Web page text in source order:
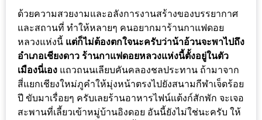
DRAFT
–
สาว
เหนือ
กับ
ด้วยความสวยงามและอลังการงานสร้างของบรรยากาศ
และสถานที่ ทำให้หลายๆ คนอยากมาร้านกาแฟดอย
หลวงแห่งนี้ แต่ก็ไม่ต้องตกใจนะครับว่าน้าอ้วนจะพาไปถึง
อำเภอเชียงดาว ร้านกาแฟดอยหลวงแห่งนี้ตั้งอยู่ในตัว
เมืองนี่เอง แถวถนนเลียบคันคลองชลประทาน ถ้ามาจาก
สี่แยกเชียงใหม่ภูคำให้มุ่งหน้าตรงไปยังสนามกีฬาเจ็ดร้อย
ปี ขับมาเรื่อยๆ ครับเลยร้านอาหารไฟน์แต้งก์สักพัก จะเจอ
สะพานที่เลี้ยวเข้าหมู่บ้านอิงดอย อันนี้ยังไม่ใช่นะครับ ให้